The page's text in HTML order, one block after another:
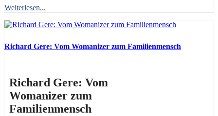
Weiterlesen...
Richard Gere: Vom Womanizer zum Familienmensch
Richard Gere: Vom
Womanizer zum
Familienmensch